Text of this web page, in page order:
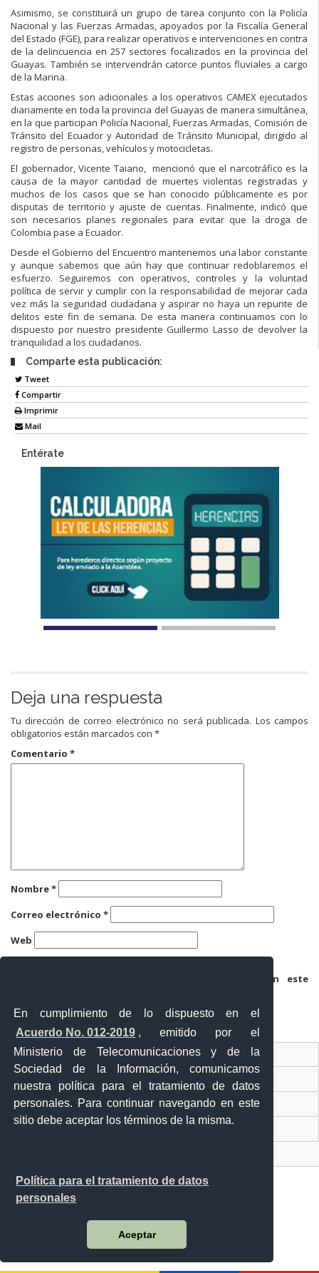
En cumplimiento de lo dispuesto en el
Acuerdo No. 012-2019 , emitido por el
Ministerio de Telecomunicaciones y de la
Sociedad de la Información, comunicamos
nuestra política para el tratamiento de datos
personales. Para continuar navegando en este
sitio debe aceptar los términos de la misma.
Política para el tratamiento de datos
personales
Aceptar
Asimismo, se constituirá un grupo de tarea conjunto con la Policía
Nacional y las Fuerzas Armadas, apoyados por la Fiscalía General
del Estado (FGE), para realizar operativos e intervenciones en contra
de la delincuencia en 257 sectores focalizados en la provincia del
Guayas. También se intervendrán catorce puntos fluviales a cargo
de la Marina.
Estas acciones son adicionales a los operativos CAMEX ejecutados
diariamente en toda la provincia del Guayas de manera simultánea,
en la que participan Policía Nacional, Fuerzas Armadas, Comisión de
Tránsito del Ecuador y Autoridad de Tránsito Municipal, dirigido al
registro de personas, vehículos y motocicletas.
El gobernador, Vicente Taiano, mencionó que el narcotráfico es la
causa de la mayor cantidad de muertes violentas registradas y
muchos de los casos que se han conocido públicamente es por
disputas de territorio y ajuste de cuentas. Finalmente, indicó que
son necesarios planes regionales para evitar que la droga de
Colombia pase a Ecuador.
Desde el Gobierno del Encuentro mantenemos una labor constante
y aunque sabemos que aún hay que continuar redoblaremos el
esfuerzo. Seguiremos con operativos, controles y la voluntad
política de servir y cumplir con la responsabilidad de mejorar cada
vez más la seguridad ciudadana y aspirar no haya un repunte de
delitos este fin de semana. De esta manera continuamos con lo
dispuesto por nuestro presidente Guillermo Lasso de devolver la
tranquilidad a los ciudadanos.
Comparte esta publicación:
Tweet
Compartir
Imprimir
Mail
Entérate
Deja una respuesta
Tu dirección de correo electrónico no será publicada. Los campos
obligatorios están marcados con *
Comentario *
Nombre*
Correo electrónico *
Web
Guarda mi nombre, correo electrónico y web en este
Ventanilla Única Virtual
Ventanilla Única de Comercio Exterior
Gobierno Abierto
Malecón y Aguirre
Guayaquil - Ecuador